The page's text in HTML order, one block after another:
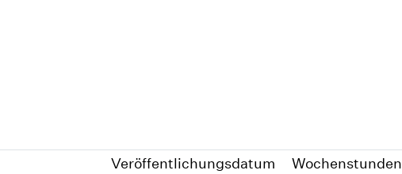
Veröffentlichungsdatum Wochenstunden